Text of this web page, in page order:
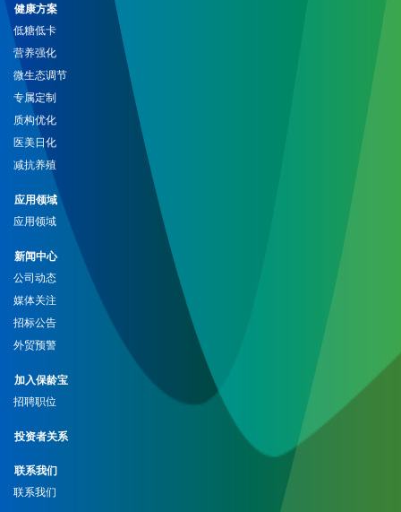
健康方案
低糖低卡
营养强化
微生态调节
专属定制
质构优化
医美日化
减抗养殖
应用领域
应用领域
新闻中心
公司动态
媒体关注
招标公告
外贸预警
加入保龄宝
招聘职位
投资者关系
联系我们
联系我们